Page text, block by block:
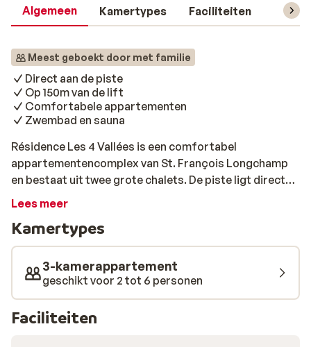
Algemeen Kamertypes Faciliteiten
Meest geboekt door met familie
Direct aan de piste
Op 150m van de lift
Comfortabele appartementen
Zwembad en sauna
Résidence Les 4 Vallées is een comfortabel
appartementencomplex van St. François Longchamp
en bestaat uit twee grote chalets. De piste ligt direct
voor de deur en ook naar de dichtstbijzijnde lift
appartementen zijn sfeervol ingericht en voldoen aan
alle comfort. Met een schitterend uitzicht over de
besneeuwde bergtoppen van het Grand Domaine-
gebied is het genieten in het zonnetje op je balkon. Als
je na een dag op de piste de ski's weer te drogen zet, is
het heerlijk om zelf nog even een duik te nemen in het
Lees meer
Kamertypes
3-kamerappartement
geschikt voor 2 tot 6 personen
Faciliteiten